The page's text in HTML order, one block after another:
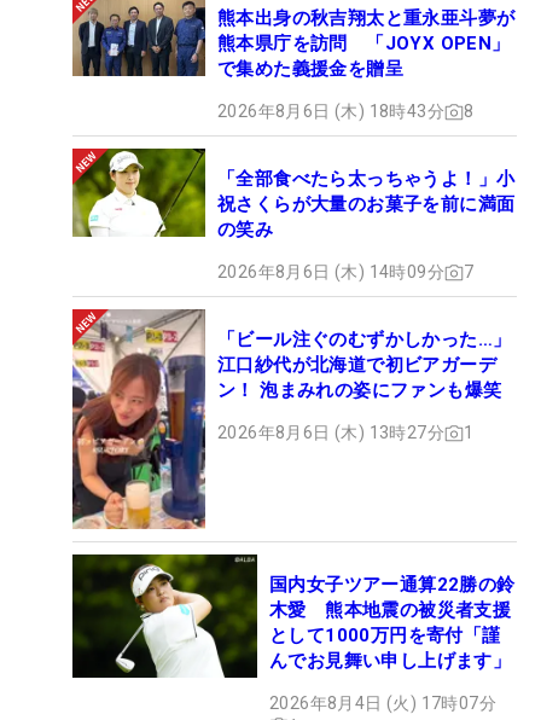
熊本出身の秋吉翔太と重永亜斗夢が
熊本県庁を訪問 「JOYX OPEN」
で集めた義援金を贈呈
2026年8月6日 (木) 18時43分 8
「全部食べたら太っちゃうよ！」小
祝さくらが大量のお菓子を前に満面
の笑み
2026年8月6日 (木) 14時09分 7
「ビール注ぐのむずかしかった…」
江口紗代が北海道で初ビアガーデ
ン！ 泡まみれの姿にファンも爆笑
2026年8月6日 (木) 13時27分 1
国内女子ツアー通算22勝の鈴
木愛 熊本地震の被災者支援
として1000万円を寄付「謹
んでお見舞い申し上げます」
2026年8月4日 (火) 17時07分